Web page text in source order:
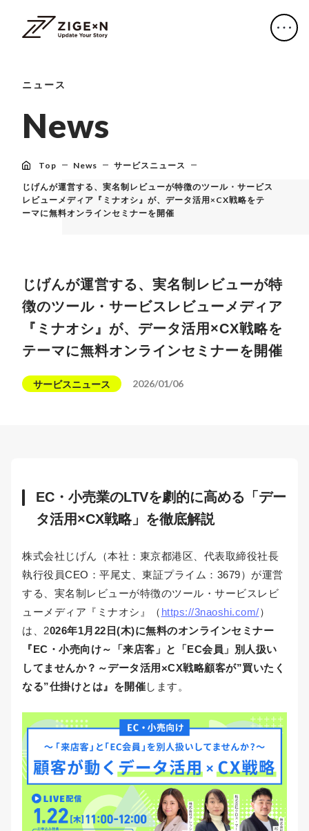
ニュース
News
Top News サービスニュース
じげんが運営する、実名制レビューが特徴のツール・サービス
レビューメディア『ミナオシ』が、データ活用×CX戦略をテ
ーマに無料オンラインセミナーを開催
じげんが運営する、実名制レビューが特
徴のツール・サービスレビューメディア
『ミナオシ』が、データ活用×CX戦略を
テーマに無料オンラインセミナーを開催
サービスニュース 2026/01/06
EC・小売業のLTVを劇的に高める「デー
タ活用×CX戦略」を徹底解説
株式会社じげん（本社：東京都港区、代表取締役社長
執行役員CEO：平尾丈、東証プライム：3679）が運営
する、実名制レビューが特徴のツール・サービスレビ
ューメディア『ミナオシ』（ https://3naoshi.com/）
は、2026年1月22日(木)に無料のオンラインセミナー
『EC・小売向け～「来店客」と「EC会員」別人扱い
してませんか？～データ活用×CX戦略顧客が”買いたく
なる”仕掛けとは』を開催します。